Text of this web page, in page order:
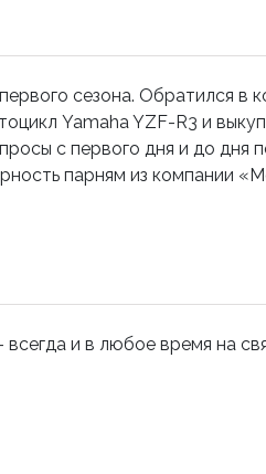
сезона. Обратился в
Yamaha YZF-R3 и
с первого дня и до дня
парням из компании
и в любое время на